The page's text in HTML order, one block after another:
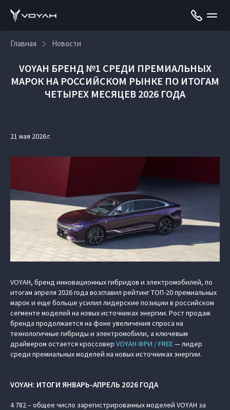
Главная Новости
VOYAH БРЕНД №1 СРЕДИ ПРЕМИАЛЬНЫХ
МАРОК НА РОССИЙСКОМ РЫНКЕ ПО ИТОГАМ
ЧЕТЫРЕХ МЕСЯЦЕВ 2026 ГОДА
21 мая 2026 г.
VOYAH, бренд инновационных гибридов и электромобилей, по
итогам апреля 2026 года возглавил рейтинг ТОП-20 премиальных
марок и еще больше усилил лидерские позиции в российском
сегменте моделей на новых источниках энергии. Рост продаж
бренда продолжается на фоне увеличения спроса на
технологичные гибриды и электромобили, а ключевым
драйвером остается кроссовер VOYAH ФРИ / FREE— лидер
среди премиальных моделей на новых источниках энергии.
VOYAH: ИТОГИ ЯНВАРЬ-АПРЕЛЬ 2026 ГОДА
4 782 – общее число зарегистрированных моделей VOYAH за